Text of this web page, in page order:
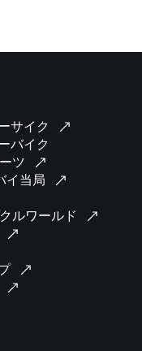
サイク
バイク
ツ
イ当局
ルワールド